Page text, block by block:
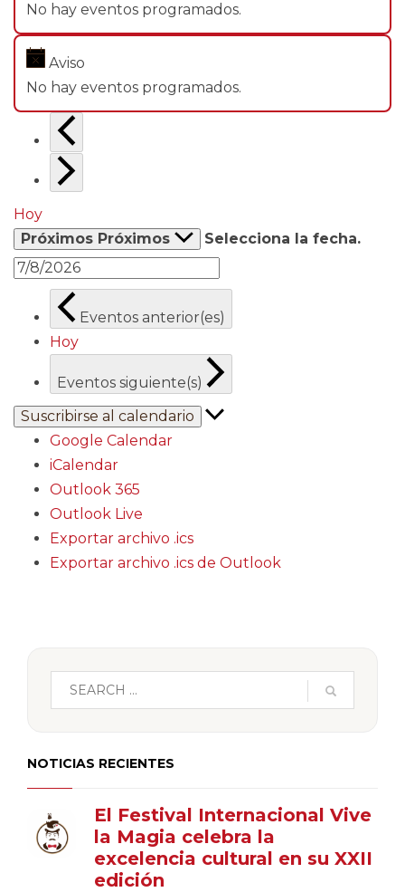
No hay eventos programados.
Aviso
No hay eventos programados.
Hoy
Próximos Próximos Selecciona la fecha.
Eventos anterior(es)
Hoy
Eventos siguiente(s)
Suscribirse al calendario
Google Calendar
iCalendar
Outlook 365
Outlook Live
Exportar archivo .ics
Exportar archivo .ics de Outlook
NOTICIAS RECIENTES
El Festival Internacional Vive
la Magia celebra la
excelencia cultural en su XXII
edición